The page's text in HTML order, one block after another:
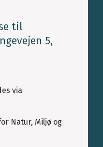
til
5,
via
Natur, Miljø og